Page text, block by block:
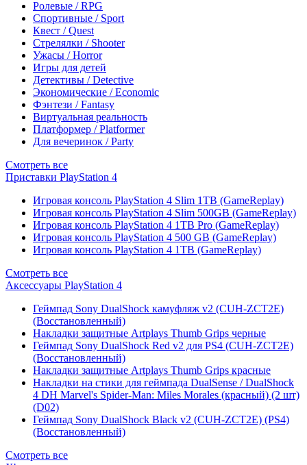
Ролевые / RPG
Спортивные / Sport
Квест / Quest
Стрелялки / Shooter
Ужасы / Horror
Игры для детей
Детективы / Detective
Экономические / Economic
Фэнтези / Fantasy
Виртуальная реальность
Платформер / Platformer
Для вечеринок / Party
Смотреть все
Приставки PlayStation 4
Игровая консоль PlayStation 4 Slim 1TB (GameReplay)
Игровая консоль PlayStation 4 Slim 500GB (GameReplay)
Игровая консоль PlayStation 4 1TB Pro (GameReplay)
Игровая консоль PlayStation 4 500 GB (GameReplay)
Игровая консоль PlayStation 4 1TB (GameReplay)
Смотреть все
Аксессуары PlayStation 4
Геймпад Sony DualShock камуфляж v2 (CUH-ZCT2E)
(Восстановленный)
Накладки защитные Artplays Thumb Grips черные
Геймпад Sony DualShock Red v2 для PS4 (CUH-ZCT2E)
(Восстановленный)
Накладки защитные Artplays Thumb Grips красные
Накладки на стики для геймпада DualSense / DualShock
4 DH Marvel's Spider-Man: Miles Morales (красный) (2 шт)
(D02)
Геймпад Sony DualShock Black v2 (CUH-ZCT2E) (PS4)
(Восстановленный)
Смотреть все